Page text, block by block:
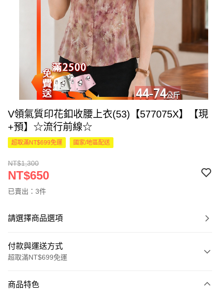
V領氣質印花釦收腰上衣(53)【577075X】【現
+預】☆流行前線☆
超取滿NT$699免運 國家/地區配送
NT$1,300
NT$650
已賣出：3件
請選擇商品選項
付款與運送方式
超取滿NT$699免運
信用卡一次付款
商品特色